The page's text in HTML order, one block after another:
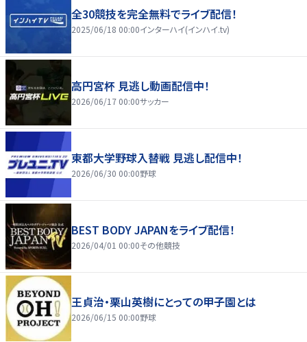
全30競技を完全無料でライブ配信！
2025/06/18 00:00インターハイ(インハイ.tv)
高円宮杯 見逃し動画配信中！
2026/06/17 00:00サッカー
東都大学野球入替戦 見逃し配信中！
2026/06/30 00:00野球
BEST BODY JAPANをライブ配信！
2026/04/01 00:00その他競技
王貞治・栗山英樹にとっての甲子園とは
2026/06/15 00:00野球